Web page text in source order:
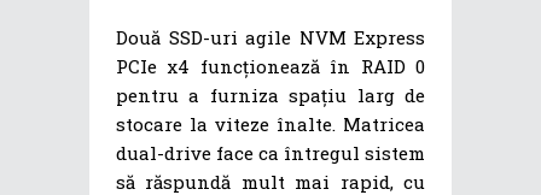
Două SSD-uri agile NVM Express
PCIe x4 funcționează în RAID 0
pentru a furniza spațiu larg de
stocare la viteze înalte. Matricea
dual-drive face ca întregul sistem
să răspundă mult mai rapid, cu